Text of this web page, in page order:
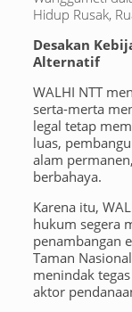
Hidup Rusak,
Desakan
Alternatif
WALHI NTT
serta-merta
legal tetap
luas,
alam
berbahaya.
Karena itu,
hukum segera
penambangan
Taman
menindak
aktor